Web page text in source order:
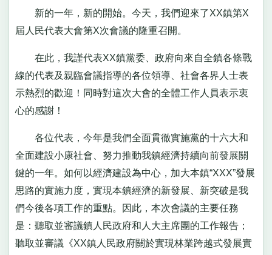
新的一年，新的開始。今天，我們迎來了XX鎮第X
屆人民代表大會第X次會議的隆重召開。
在此，我謹代表XX鎮黨委、政府向來自全鎮各條戰
線的代表及親臨會議指導的各位領導、社會各界人士表
示熱烈的歡迎！同時對這次大會的全體工作人員表示衷
心的感謝！
各位代表，今年是我們全面貫徹實施黨的十六大和
全面建設小康社會、努力推動我鎮經濟持續向前發展關
鍵的一年。如何以經濟建設為中心，加大本鎮“XXX”發展
思路的實施力度，實現本鎮經濟的新發展、新突破是我
們今後各項工作的重點。因此，本次會議的主要任務
是：聽取並審議鎮人民政府和人大主席團的工作報告；
聽取並審議《XX鎮人民政府關於實現林業跨越式發展實